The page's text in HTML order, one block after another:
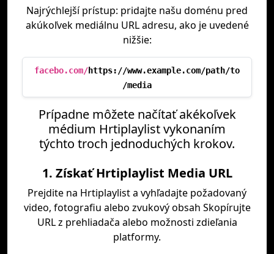
Najrýchlejší prístup: pridajte našu doménu pred
akúkoľvek mediálnu URL adresu, ako je uvedené
nižšie:
facebo.com/https://www.example.com/path/to
/media
Prípadne môžete načítať akékoľvek
médium Hrtiplaylist vykonaním
týchto troch jednoduchých krokov.
1. Získať Hrtiplaylist Media URL
Prejdite na Hrtiplaylist a vyhľadajte požadovaný
video, fotografiu alebo zvukový obsah Skopírujte
URL z prehliadača alebo možnosti zdieľania
platformy.